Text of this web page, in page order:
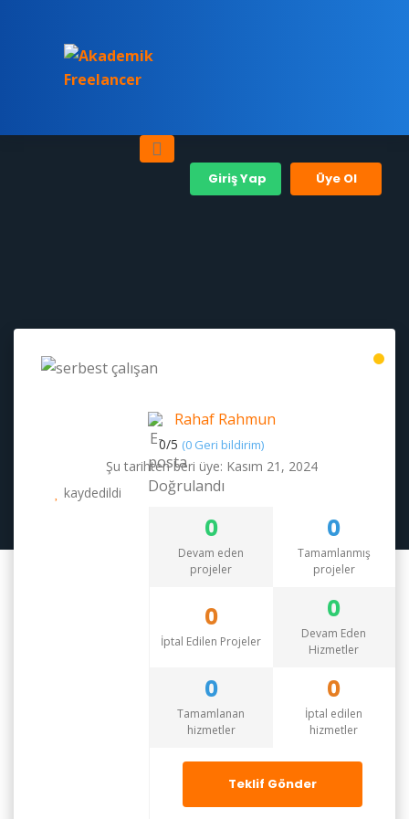
Giriş Yap Üye Ol
Rahaf Rahmun
0/5 (0 Geri bildirim)
Şu tarihten beri üye: Kasım 21, 2024
kaydedildi
0
Devam eden
projeler
0
Tamamlanmış
projeler
0
İptal Edilen Projeler
0
Devam Eden
Hizmetler
0
Tamamlanan
hizmetler
0
İptal edilen
hizmetler
Teklif Gönder